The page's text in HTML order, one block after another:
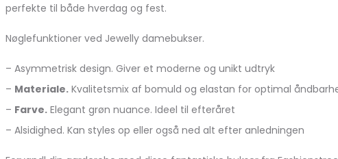
perfekte til både hverdag og fest.
Nøglefunktioner ved Jewelly damebukser.
– Asymmetrisk design. Giver et moderne og unikt udtryk
– Materiale. Kvalitetsmix af bomuld og elastan for optimal
– Farve. Elegant grøn nuance. Ideel til efteråret
– Alsidighed. Kan styles op eller også ned alt efter anledningen